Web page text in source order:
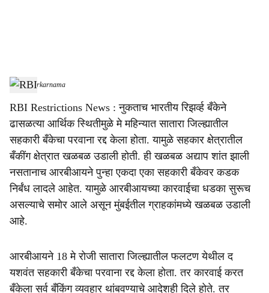
a
r
e
RBI-Sarkarnama
RBI Restrictions News : नुकताच भारतीय रिझर्व्ह बँकेने
ढासळत्या आर्थिक स्थितीमुळे मे महिन्यात सातारा जिल्ह्यातील
सहकारी बँकेचा परवाना रद्द केला होता. यामुळे सहकार क्षेत्रातील
बँकींग क्षेत्रात खळबळ उडाली होती. ही खळबळ अद्याप शांत झाली
नसतानाच आरबीआयने पुन्हा एकदा एका सहकारी बँकेवर कडक
निर्बंध लादले आहेत. यामुळे आरबीआयच्या कारवाईचा धडका सुरूच
असल्याचे समोर आले असून मुंबईतील ग्राहकांमध्ये खळबळ उडाली
आहे.
आरबीआयने 18 मे रोजी सातारा जिल्ह्यातील फलटण येथील द
यशवंत सहकारी बँकेचा परवाना रद्द केला होता. तर कारवाई करत
बँकेला सर्व बँकिंग व्यवहार थांबवण्याचे आदेशही दिले होते. तर